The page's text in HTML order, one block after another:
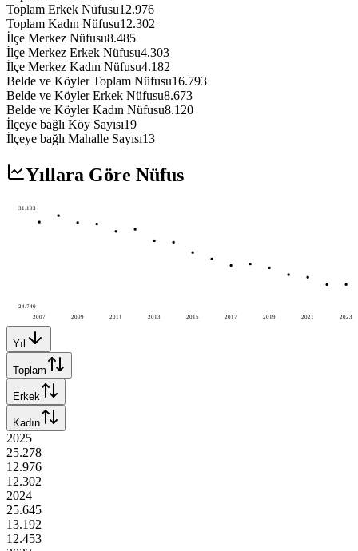
Toplam Erkek Nüfusu12.976
Toplam Kadın Nüfusu12.302
İlçe Merkez Nüfusu8.485
İlçe Merkez Erkek Nüfusu4.303
İlçe Merkez Kadın Nüfusu4.182
Belde ve Köyler Toplam Nüfusu16.793
Belde ve Köyler Erkek Nüfusu8.673
Belde ve Köyler Kadın Nüfusu8.120
İlçeye bağlı Köy Sayısı19
İlçeye bağlı Mahalle Sayısı13
Yıllara Göre Nüfus
2007 2009 2011 2013 2015 2017 2019 2021 2023
31.193
24.740
Yıl
Toplam
Erkek
Kadın
2025
25.278
12.976
12.302
2024
25.645
13.192
12.453